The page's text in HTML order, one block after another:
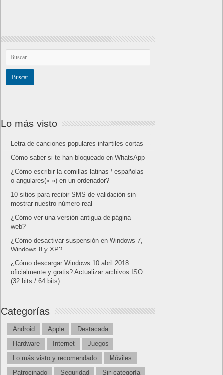
Lo más visto
Letra de canciones populares infantiles cortas
Cómo saber si te han bloqueado en WhatsApp
¿Cómo escribir la comillas latinas / españolas
o angulares(« ») en un ordenador?
10 sitios para recibir SMS de validación sin
mostrar nuestro número real
¿Cómo ver una versión antigua de página
web?
¿Cómo desactivar suspensión en Windows 7,
Windows 8 y XP?
¿Cómo descargar Windows 10 abril 2018
oficialmente y gratis? Actualizar archivos ISO
(32 bits / 64 bits)
Categorías
Android Apple
Destacada
Hardware
Internet
Juegos
Lo más visto y recomendado
Móviles
Patrocinado
Seguridad
Sin categoría